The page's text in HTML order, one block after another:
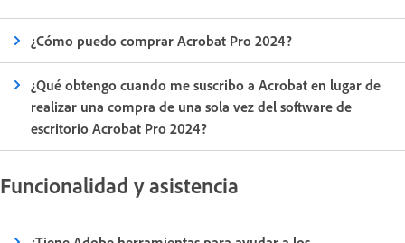
¿Cómo puedo comprar Acrobat Pro 2024?
¿Qué obtengo cuando me suscribo a Acrobat en lugar de
realizar una compra de una sola vez del software de
escritorio Acrobat Pro 2024?
Funcionalidad y asistencia